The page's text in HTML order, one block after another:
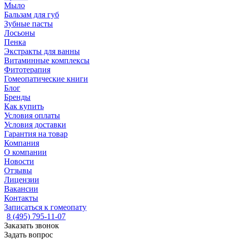
Мыло
Бальзам для губ
Зубные пасты
Лосьоны
Пенка
Экстракты для ванны
Витаминные комплексы
Фитотерапия
Гомеопатические книги
Блог
Бренды
Как купить
Условия оплаты
Условия доставки
Гарантия на товар
Компания
О компании
Новости
Отзывы
Лицензии
Вакансии
Контакты
Записаться к гомеопату
8 (495) 795-11-07
Заказать звонок
Задать вопрос